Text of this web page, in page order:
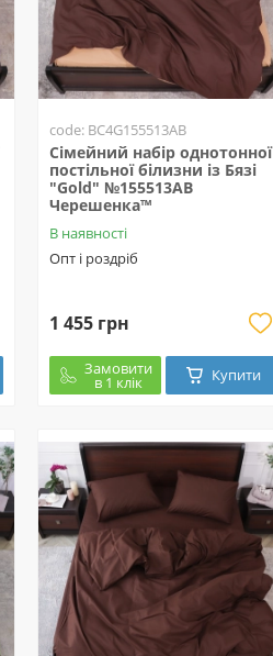
code: BC4G155513AB
Сімейний набір однотонної
постільної білизни із Бязі
"Gold" №155513AB
Черешенка™
В наявності
Опт і роздріб
1 455 грн
Замовити
в 1 клік Купити